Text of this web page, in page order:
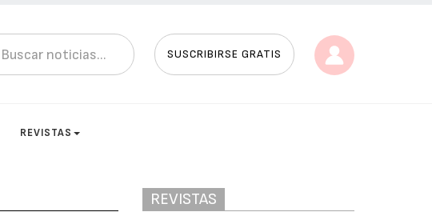
SUSCRIBIRSE GRATIS
REVISTAS
REVISTAS